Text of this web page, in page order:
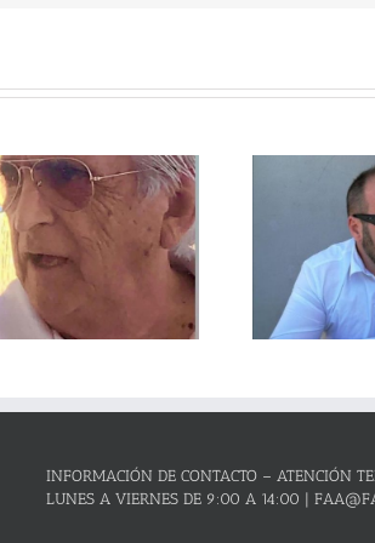
Obituario
INFORMACIÓN DE CONTACTO – ATENCIÓN
LUNES A VIERNES DE 9:00 A 14:00 |